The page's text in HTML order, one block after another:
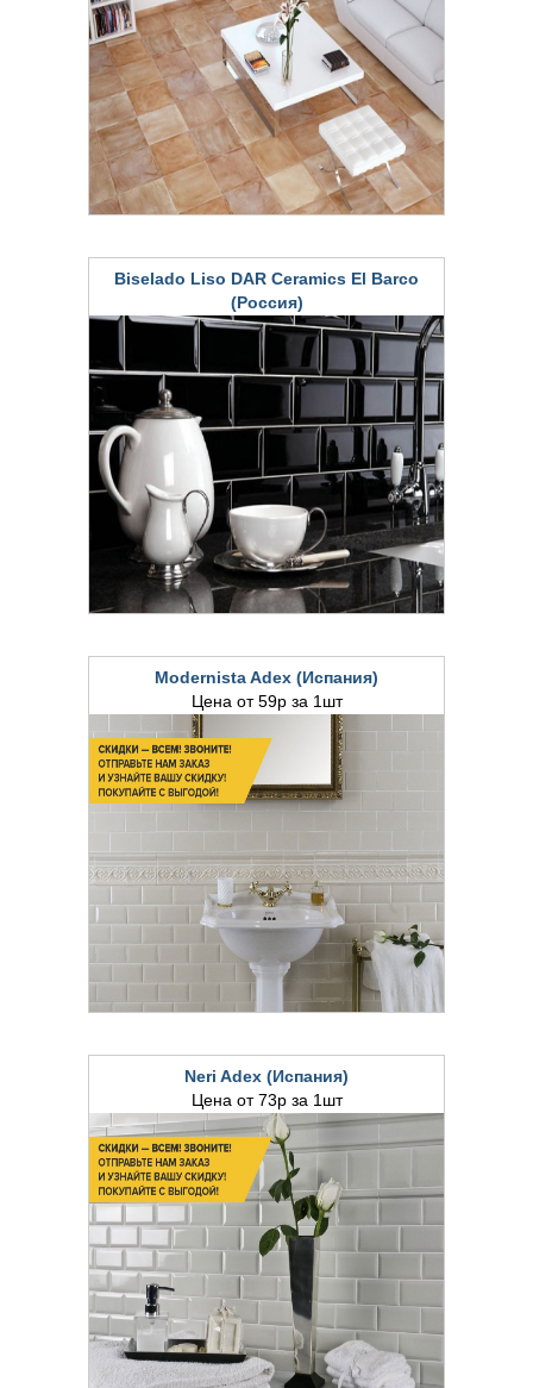
Biselado Liso DAR Ceramics El Barco
(Россия)
Цена от 26р за 1шт
Modernista Adex (Испания)
Цена от 59р за 1шт
Neri Adex (Испания)
Цена от 73р за 1шт